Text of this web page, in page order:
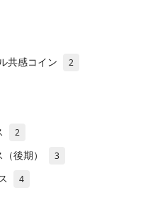
共感コイン 2
2
後期） 3
4